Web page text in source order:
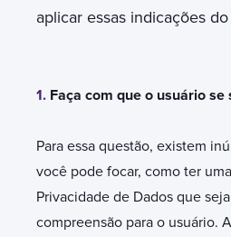
aplicar essas indicações
1. Faça com que o usuário se
Para essa questão, existem
você pode focar, como ter
Privacidade de Dados que
compreensão para o usuário.